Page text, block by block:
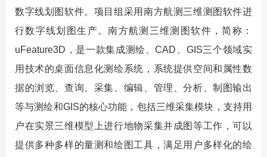
数字线划图软件。项目组采用南方航测三维测图软件进
行数字线划图生产。南方航测三维测图软件，简称：
uFeature3D，是一款集成测绘、CAD、GIS三个领域实
用技术的桌面信息化测绘系统，系统提供空间和属性数
据的浏览、查询、采集、编辑、管理、分析、制图输出
等与测绘和GIS的核心功能，包括三维采集模块，支持用
户在实景三维模型上进行地物采集并成图等工作，可以
提供多种多样的量测和绘图工具，满足用户多样化的绘